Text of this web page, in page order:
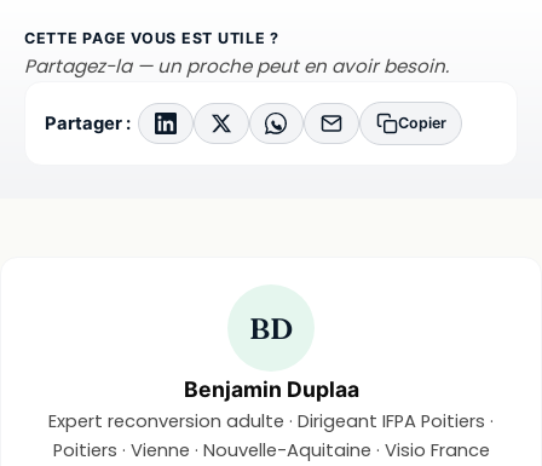
CETTE PAGE VOUS EST UTILE ?
Partagez-la — un proche peut en avoir besoin.
Partager : Copier
BD
Benjamin Duplaa
Expert reconversion adulte · Dirigeant IFPA Poitiers ·
Poitiers · Vienne · Nouvelle-Aquitaine · Visio France